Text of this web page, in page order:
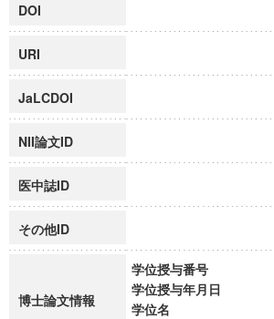
DOI
URI
JaLCDOI
NII論文ID
医中誌ID
その他ID
博士論文情報
学位授与番号
学位授与年月日
学位名